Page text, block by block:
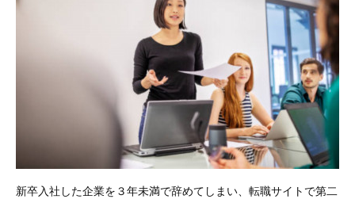
新卒入社した企業を３年未満で辞めてしまい、転職サイトで第二